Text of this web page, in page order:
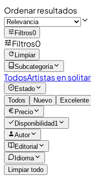
Ordenar resultados
Filtros0
Filtros0
Limpiar
Subcategoría
TodosArtistas en
Estado
Todos
Nuevo Excelente
Precio
Disponibilidad1
Autor
Editorial
Idioma
Limpiar todo